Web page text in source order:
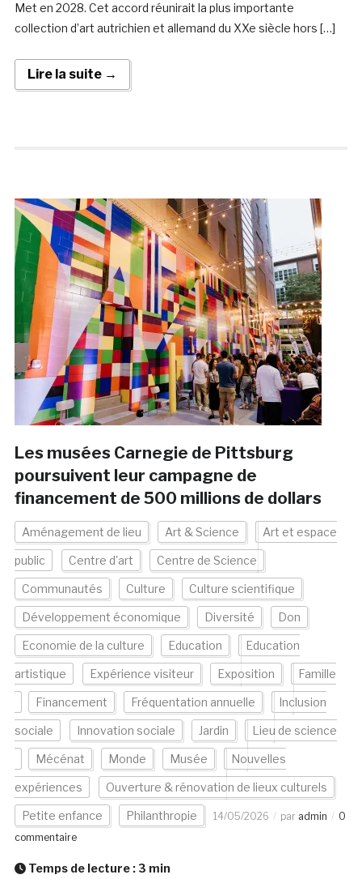
Met en 2028. Cet accord réunirait la plus importante
collection d’art autrichien et allemand du XXe siècle hors […]
Lire la suite →
Les musées Carnegie de Pittsburg
poursuivent leur campagne de
financement de 500 millions de dollars
Aménagement de lieu Art & Science Art et espace
public Centre d'art Centre de Science
Communautés Culture Culture scientifique
Développement économique Diversité Don
Economie de la culture Education Education
artistique Expérience visiteur Exposition Famille
Financement Fréquentation annuelle Inclusion
sociale Innovation sociale Jardin Lieu de science
Mécénat Monde Musée Nouvelles
expériences Ouverture & rénovation de lieux culturels
Petite enfance Philanthropie 14/05/2026 par admin
0
commentaire
Temps de lecture : 3 min